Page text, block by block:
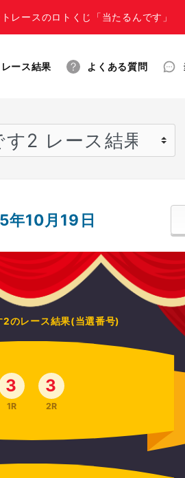
レースのロトくじ「当たるんです」
レース結果 よくある質問
年10月19日
2のレース結果(当選番号)
3
1R
3
2R